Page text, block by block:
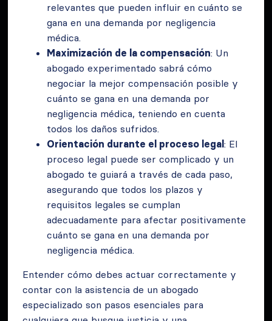
relevantes que pueden influir en cuánto se
gana en una demanda por negligencia
médica.
Maximización de la compensación: Un
abogado experimentado sabrá cómo
negociar la mejor compensación posible y
cuánto se gana en una demanda por
negligencia médica, teniendo en cuenta
todos los daños sufridos.
Orientación durante el proceso legal: El
proceso legal puede ser complicado y un
abogado te guiará a través de cada paso,
asegurando que todos los plazos y
requisitos legales se cumplan
adecuadamente para afectar positivamente
cuánto se gana en una demanda por
negligencia médica.
Entender cómo debes actuar correctamente y
contar con la asistencia de un abogado
especializado son pasos esenciales para